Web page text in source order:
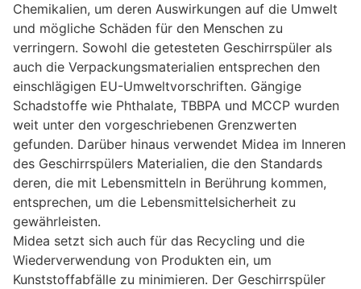
Chemikalien, um deren Auswirkungen auf die Umwelt
und mögliche Schäden für den Menschen zu
verringern. Sowohl die getesteten Geschirrspüler als
auch die Verpackungsmaterialien entsprechen den
einschlägigen EU-Umweltvorschriften. Gängige
Schadstoffe wie Phthalate, TBBPA und MCCP wurden
weit unter den vorgeschriebenen Grenzwerten
gefunden. Darüber hinaus verwendet Midea im Inneren
des Geschirrspülers Materialien, die den Standards
deren, die mit Lebensmitteln in Berührung kommen,
entsprechen, um die Lebensmittelsicherheit zu
gewährleisten.
Midea setzt sich auch für das Recycling und die
Wiederverwendung von Produkten ein, um
Kunststoffabfälle zu minimieren. Der Geschirrspüler